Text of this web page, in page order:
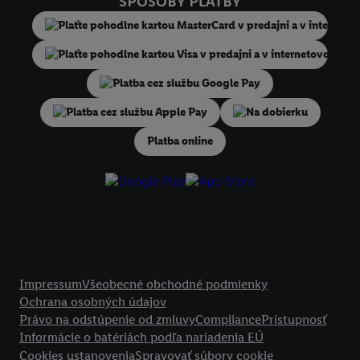
Na dobierku
Platba online
ImpressumVšeobecné obchodné podmienky
Ochrana osobných údajov
Právo na odstúpenie od zmluvyCompliancePrístupnosť
Informácie o batériách podľa nariadenia EÚ
Cookies ustanoveniaSpravovať súbory cookie
niekoľko koncových zariadení alebo používanie viacerých služieb
Lidl, pomocou vašej hashovanej e-mailovej adresy a prípadne ďalších
identifikátorov/identifikátorov, ktoré má spoločnosť Criteo SA k
V časti "Prispôsobiť
" môžete povoliť jednotlivé účely a nájsť ďalšie
podmienkach spracúvania osobných údajov.
Kliknutím na možnosť "Odmietnuť" môžete povoliť iba používanie
technológií. Kliknutím na "
" vyjadríte súhlas so
vyššie uvedené účely. Ďalšie informácie vrátane informácií o dobe
zásadách ochrany osobných údajov